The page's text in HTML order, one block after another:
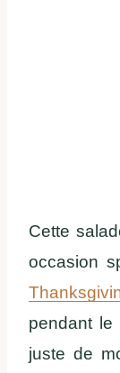
Cette
occasion
pendant le
juste de